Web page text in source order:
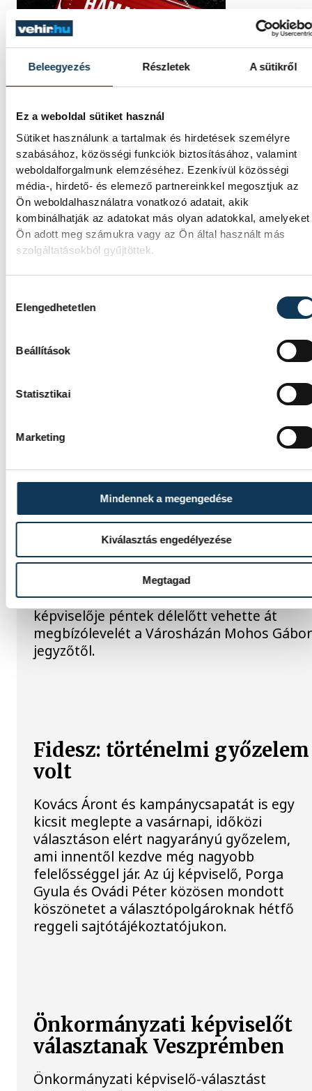
Beleegyezés Részletek A sütikről
Ez a weboldal sütiket használ
Sütiket használunk a tartalmak és hirdetések személyre
szabásához, közösségi funkciók biztosításához, valamint
weboldalforgalmunk elemzéséhez. Ezenkívül közösségi
média-, hirdető- és elemező partnereinkkel megosztjuk az
Ön weboldalhasználatra vonatkozó adatait, akik
kombinálhatják az adatokat más olyan adatokkal, amelyeket
Ön adott meg számukra vagy az Ön által használt más
szolgáltatásokból gyűjtöttek.
Elengedhetetlen
Beállítások
Statisztikai
Marketing
Mindennek a megengedése
Kiválasztás engedélyezése
Megtagad
Átvette megbízólevelét
Kovács Áron
A 8-as számú választókerület július 15-én
megválasztott új önkormányzati
képviselője péntek délelőtt vehette át
megbízólevelét a Városházán Mohos Gábor
jegyzőtől.
Fidesz: történelmi győzelem
volt
Kovács Áront és kampánycsapatát is egy
kicsit meglepte a vasárnapi, időközi
választáson elért nagyarányú győzelem,
ami innentől kezdve még nagyobb
felelősséggel jár. Az új képviselő, Porga
Gyula és Ovádi Péter közösen mondott
köszönetet a választópolgároknak hétfő
reggeli sajtótájékoztatójukon.
Önkormányzati képviselőt
választanak Veszprémben
Önkormányzati képviselő-választást